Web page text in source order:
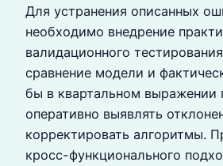
Для устранения описанных
необходимо внедрение
валидационного
сравнение модели и
бы в квартальном выражении
оперативно выявлять
корректировать алгоритмы.
кросс-функционального